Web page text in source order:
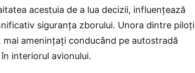
acestuia de a lua decizii, influenţează
siguranța zborului. Unora dintre piloți
mai amenințați conducând pe autostradă
interiorul avionului.